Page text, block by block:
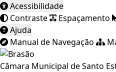
Acessibilidade
Contraste
Espaçamento
Ajuda
Manual de Navegação
Câmara Municipal de Santo